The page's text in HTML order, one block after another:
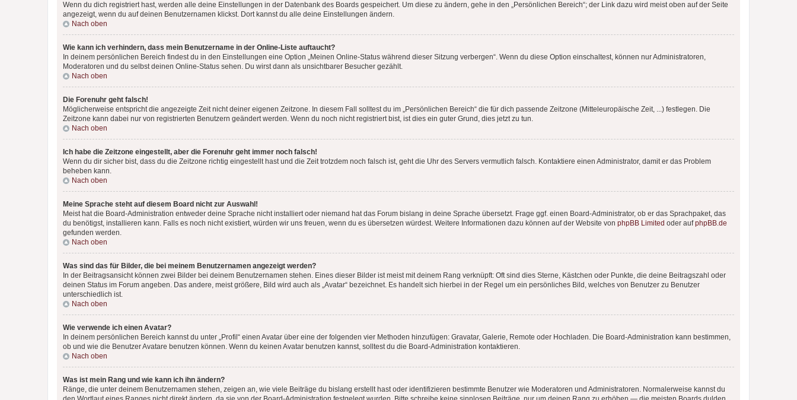
Wenn du dich registriert hast, werden alle deine Einstellungen in der Datenbank des Boards gespeichert. Um diese zu ändern, gehe in den „Persönlichen Bereich“; der Link dazu wird meist oben auf der Seite
angezeigt, wenn du auf deinen Benutzernamen klickst. Dort kannst du alle deine Einstellungen ändern.
Nach oben
Wie kann ich verhindern, dass mein Benutzername in der Online-Liste auftaucht?
In deinem persönlichen Bereich findest du in den Einstellungen eine Option „Meinen Online-Status während dieser Sitzung verbergen“. Wenn du diese Option einschaltest, können nur Administratoren,
Moderatoren und du selbst deinen Online-Status sehen. Du wirst dann als unsichtbarer Besucher gezählt.
Nach oben
Die Forenuhr geht falsch!
Möglicherweise entspricht die angezeigte Zeit nicht deiner eigenen Zeitzone. In diesem Fall solltest du im „Persönlichen Bereich“ die für dich passende Zeitzone (Mitteleuropäische Zeit, ...) festlegen. Die
Zeitzone kann dabei nur von registrierten Benutzern geändert werden. Wenn du noch nicht registriert bist, ist dies ein guter Grund, dies jetzt zu tun.
Nach oben
Ich habe die Zeitzone eingestellt, aber die Forenuhr geht immer noch falsch!
Wenn du dir sicher bist, dass du die Zeitzone richtig eingestellt hast und die Zeit trotzdem noch falsch ist, geht die Uhr des Servers vermutlich falsch. Kontaktiere einen Administrator, damit er das Problem
beheben kann.
Nach oben
Meine Sprache steht auf diesem Board nicht zur Auswahl!
Meist hat die Board-Administration entweder deine Sprache nicht installiert oder niemand hat das Forum bislang in deine Sprache übersetzt. Frage ggf. einen Board-Administrator, ob er das Sprachpaket, das
du benötigst, installieren kann. Falls es noch nicht existiert, würden wir uns freuen, wenn du es übersetzen würdest. Weitere Informationen dazu können auf der Website von phpBB Limited oder aufphpBB.de
gefunden werden.
Nach oben
Was sind das für Bilder, die bei meinem Benutzernamen angezeigt werden?
In der Beitragsansicht können zwei Bilder bei deinem Benutzernamen stehen. Eines dieser Bilder ist meist mit deinem Rang verknüpft: Oft sind dies Sterne, Kästchen oder Punkte, die deine Beitragszahl oder
deinen Status im Forum angeben. Das andere, meist größere, Bild wird auch als „Avatar“ bezeichnet. Es handelt sich hierbei in der Regel um ein persönliches Bild, welches von Benutzer zu Benutzer
unterschiedlich ist.
Nach oben
Wie verwende ich einen Avatar?
In deinem persönlichen Bereich kannst du unter „Profil“ einen Avatar über eine der folgenden vier Methoden hinzufügen: Gravatar, Galerie, Remote oder Hochladen. Die Board-Administration kann bestimmen,
ob und wie die Benutzer Avatare benutzen können. Wenn du keinen Avatar benutzen kannst, solltest du die Board-Administration kontaktieren.
Nach oben
Was ist mein Rang und wie kann ich ihn ändern?
Ränge, die unter deinem Benutzernamen stehen, zeigen an, wie viele Beiträge du bislang erstellt hast oder identifizieren bestimmte Benutzer wie Moderatoren und Administratoren. Normalerweise kannst du